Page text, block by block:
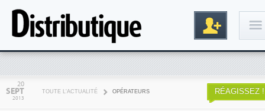
20
SEPT
2013
TOUTE L'ACTUALITÉ OPÉRATEURS RÉAGISSEZ !